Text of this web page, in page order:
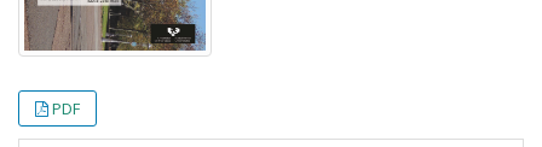
PDF